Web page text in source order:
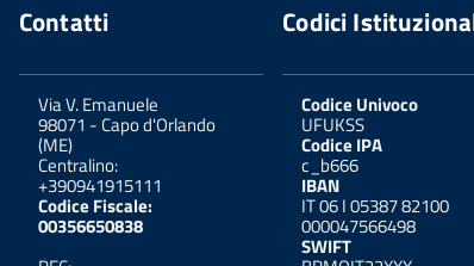
Contatti
Via V. Emanuele
98071 -Capo d'Orlando
(ME)
Centralino:
+390941915111
Codice Fiscale:
00356650838
Codici
Codice Univoco
UFUKSS
Codice IPA
c_b666
IBAN
IT 06 I 05387 82100
000047566498
SWIFT